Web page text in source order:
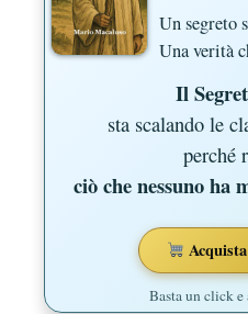
Un segreto
Una verità
Il
sta scalando le
perché
ciò che nessuno ha
Basta un click e